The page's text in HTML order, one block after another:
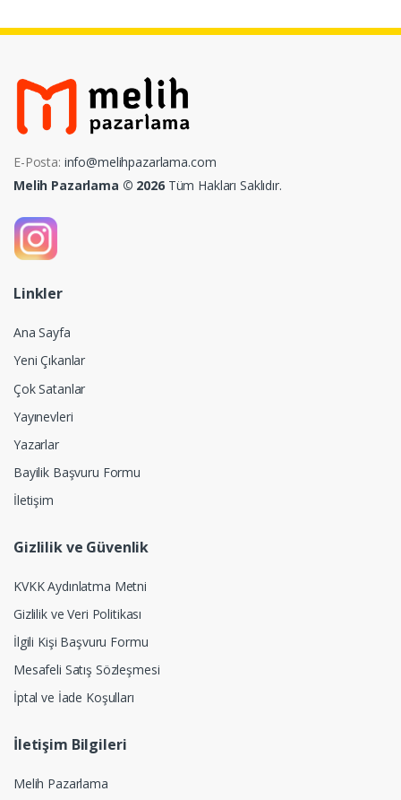
E-Posta: info@melihpazarlama.com
Melih Pazarlama © 2026Tüm Hakları Saklıdır.
Linkler
Ana Sayfa
Yeni Çıkanlar
Çok Satanlar
Yayınevleri
Yazarlar
Bayilik Başvuru Formu
İletişim
Gizlilik ve Güvenlik
KVKK Aydınlatma Metni
Gizlilik ve Veri Politikası
İlgili Kişi Başvuru Formu
Mesafeli Satış Sözleşmesi
İptal ve İade Koşulları
İletişim Bilgileri
Melih Pazarlama